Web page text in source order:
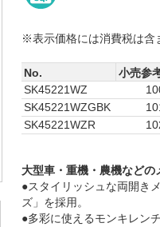
※表示価格には消費税は含
No. 小売参
SK45221WZ
SK45221WZGBK
SK45221WZR
大型車・重機・農機などの
●スタイリッシュな両開き
ズ」を採用。
●多彩に使えるモンキレン